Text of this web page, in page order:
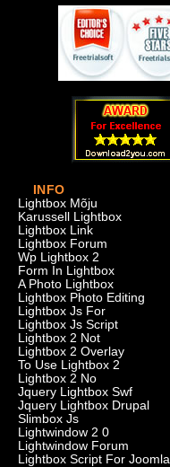
INFO
Lightbox Mõju
Karussell Lightbox
Lightbox Link
Lightbox Forum
Wp Lightbox 2
Form In Lightbox
A Photo Lightbox
Lightbox Photo Editing
Lightbox Js For
Lightbox Js Script
Lightbox 2 Not
Lightbox 2 Overlay
To Use Lightbox 2
Lightbox 2 No
Jquery Lightbox Swf
Jquery Lightbox Drupal
Slimbox Js
Lightwindow 2 0
Lightwindow Forum
Lightbox Script For Joomla